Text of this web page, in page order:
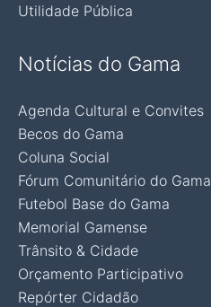
Utilidade Pública
Notícias do Gama
Agenda Cultural e Convites
Becos do Gama
Coluna Social
Fórum Comunitário do Gama
Futebol Base do Gama
Memorial Gamense
Trânsito & Cidade
Orçamento Participativo
Repórter Cidadão